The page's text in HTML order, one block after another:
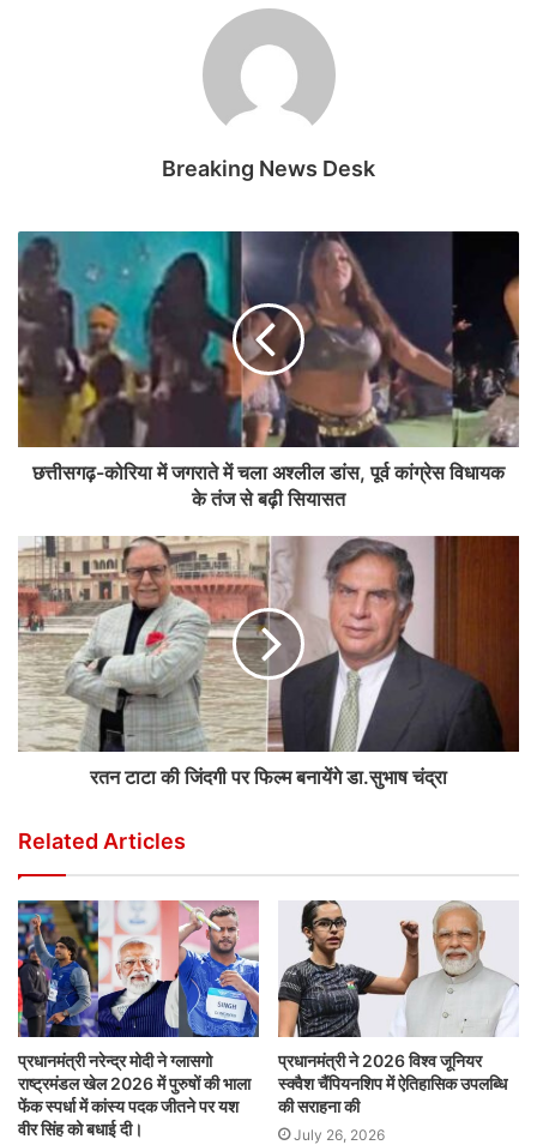
Breaking News Desk
छत्तीसगढ़-कोरिया में जगराते में चला अश्लील डांस, पूर्व कांग्रेस विधायक
के तंज से बढ़ी सियासत
रतन टाटा की जिंदगी पर फिल्म बनायेंगे डा.सुभाष चंद्रा
Related Articles
प्रधानमंत्री नरेन्द्र मोदी ने ग्लासगो
राष्ट्रमंडल खेल 2026 में पुरुषों की भाला
फेंक स्पर्धा में कांस्य पदक जीतने पर यश
वीर सिंह को बधाई दी।
प्रधानमंत्री ने 2026 विश्व जूनियर
स्क्वैश चैंपियनशिप में ऐतिहासिक उपलब्धि
की सराहना की
July 26, 2026